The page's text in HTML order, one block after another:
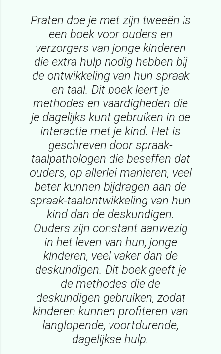
Praten doe je met zijn tweeën is
een boek voor ouders en
verzorgers van jonge kinderen
die extra hulp nodig hebben bij
de ontwikkeling van hun spraak
en taal. Dit boek leert je
methodes en vaardigheden die
je dagelijks kunt gebruiken in de
interactie met je kind. Het is
geschreven door spraak-
taalpathologen die beseffen dat
ouders, op allerlei manieren, veel
beter kunnen bijdragen aan de
spraak-taalontwikkeling van hun
kind dan de deskundigen.
Ouders zijn constant aanwezig
in het leven van hun, jonge
kinderen, veel vaker dan de
deskundigen. Dit boek geeft je
de methodes die de
deskundigen gebruiken, zodat
kinderen kunnen profiteren van
langlopende, voortdurende,
dagelijkse hulp.